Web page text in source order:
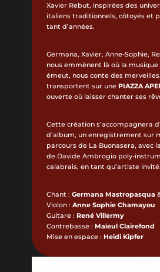
Xavier Rebut, inspirées des
italiens traditionnels, côtoyés et
tant d’années.
Germana, Xavier, Anne-Sophie,
nous emmènent là où la musique
émeut, nous conte des
transportent sur une PIAZZA
ouverte où laisser chanter ses
Cette création s’accompagnera
d’album, un enregistrement sur
parcours de La Buonasera, avec
de Davide Ambrogio poly-
calabrais, en tant qu’artiste invité.
Chant : Germana Mastropasqua
Violon : Anne Sophie Chamayou
Guitare : René Villermy
Contrebasse : Maïeul Clairefond
Mise en espace : Heidi Kipfer